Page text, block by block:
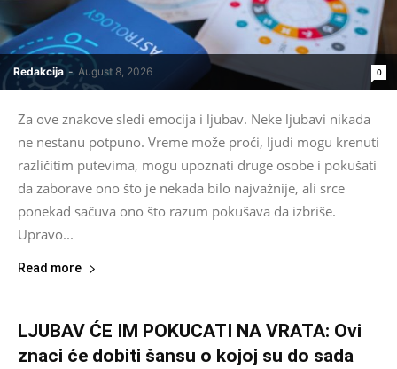
Redakcija - August 8, 2026 0
Za ove znakove sledi emocija i ljubav. Neke ljubavi nikada
ne nestanu potpuno. Vreme može proći, ljudi mogu krenuti
različitim putevima, mogu upoznati druge osobe i pokušati
da zaborave ono što je nekada bilo najvažnije, ali srce
ponekad sačuva ono što razum pokušava da izbriše.
Upravo...
Read more
LJUBAV ĆE IM POKUCATI NA VRATA: Ovi
znaci će dobiti šansu o kojoj su do sada